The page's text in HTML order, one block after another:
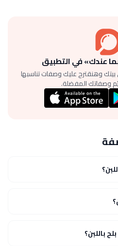
عندك» في التطبيق
وهنقترح عليك وصفات تناسبها
وصفاتك المفضلة.
باللبن؟